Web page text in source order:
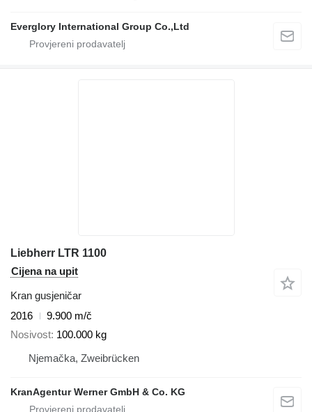
Everglory International Group Co.,Ltd
Liebherr LTR 1100
Cijena na upit
Kran gusjeničar
2016
9.900 m/č
Nosivost 100.000 kg
Njemačka, Zweibrücken
KranAgentur Werner GmbH & Co. KG